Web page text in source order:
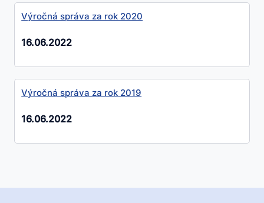
Výročná správa za rok 2020
16.06.2022
Výročná správa za rok 2019
16.06.2022